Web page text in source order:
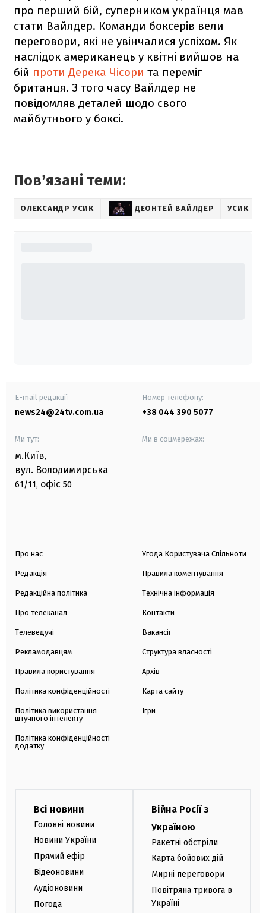
про перший бій, суперником українця мав
стати Вайлдер. Команди боксерів вели
переговори, які не увінчалися успіхом. Як
наслідок американець у квітні вийшов на
бій проти Дерека Чісори та переміг
британця. З того часу Вайлдер не
повідомляв деталей щодо свого
майбутнього у боксі.
Повʼязані теми:
ОЛЕКСАНДР УСИК ДЕОНТЕЙ ВАЙЛДЕР УСИК –
E-mail редакції
news24@24tv.com.ua
Номер телефону:
+38 044 390 5077
Ми тут:
м.Київ,
вул. Володимирська
61/11, офіс 50
Ми в соцмережах:
Про нас
Редакція
Редакційна політика
Про телеканал
Телеведучі
Рекламодавцям
Правила користування
Політика конфіденційності
Політика використання
штучного інтелекту
Політика конфіденційності
додатку
Угода Користувача Спільноти
Правила коментування
Технічна інформація
Контакти
Вакансії
Структура власності
Архів
Карта сайту
Ігри
Всі новини
Головні новини
Новини України
Прямий ефір
Відеоновини
Аудіоновини
Погода
Війна Росії з
Україною
Ракетні обстріли
Карта бойових дій
Мирні переговори
Повітряна тривога в
Україні